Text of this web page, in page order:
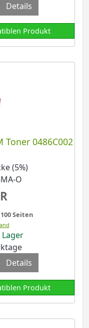
Details
Produkt
Toner 0486C002
(5%)
O
Seiten
Details
Produkt